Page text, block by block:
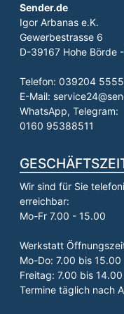
Sender.de
Igor Arbanas e.K.
Gewerbestrasse 6
D-39167 Hohe Börde
Telefon: 039204
E-Mail:
WhatsApp, Telegram:
0160 95388511
Wir sind für Sie
erreichbar:
Mo-Fr 7.00 - 15.00
Werkstatt
Mo-Do: 7.00 bis 15.00
Freitag: 7.00 bis 14.00
Termine täglich nach